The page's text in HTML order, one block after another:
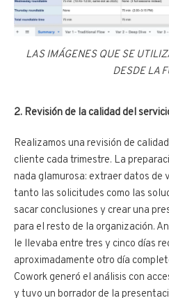
LAS IMÁGENES QUE SE
DESDE LA
2. Revisión de la calidad del
Realizamos una revisión de
cliente cada trimestre. La
nada glamurosa: extraer datos de
tanto las solicitudes como las
sacar conclusiones y crear una
para el resto de la organización.
le llevaba entre tres y cinco días
aproximadamente otro día
Cowork generó el análisis con
y tuvo un borrador de la